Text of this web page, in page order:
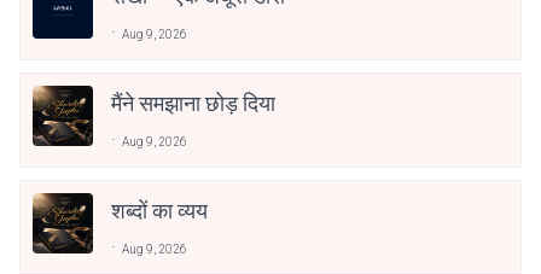
Aug 9, 2026
मैंने समझाना छोड़ दिया
Aug 9, 2026
शब्दों का व्यय
Aug 9, 2026